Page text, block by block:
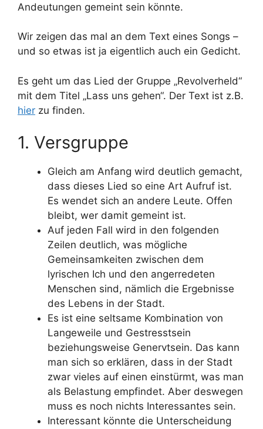
Andeutungen gemeint sein könnte.
Wir zeigen das mal an dem Text eines Songs –
und so etwas ist ja eigentlich auch ein Gedicht.
Es geht um das Lied der Gruppe „Revolverheld“
mit dem Titel „Lass uns gehen“. Der Text ist z.B.
hier zu finden.
1. Versgruppe
Gleich am Anfang wird deutlich gemacht,
dass dieses Lied so eine Art Aufruf ist.
Es wendet sich an andere Leute. Offen
bleibt, wer damit gemeint ist.
Auf jeden Fall wird in den folgenden
Zeilen deutlich, was mögliche
Gemeinsamkeiten zwischen dem
lyrischen Ich und den angerredeten
Menschen sind, nämlich die Ergebnisse
des Lebens in der Stadt.
Es ist eine seltsame Kombination von
Langeweile und Gestresstsein
beziehungsweise Genervtsein. Das kann
man sich so erklären, dass in der Stadt
zwar vieles auf einen einstürmt, was man
als Belastung empfindet. Aber deswegen
muss es noch nichts Interessantes sein.
Interessant könnte die Unterscheidung